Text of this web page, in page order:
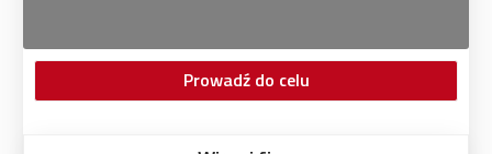
Prowadź do celu